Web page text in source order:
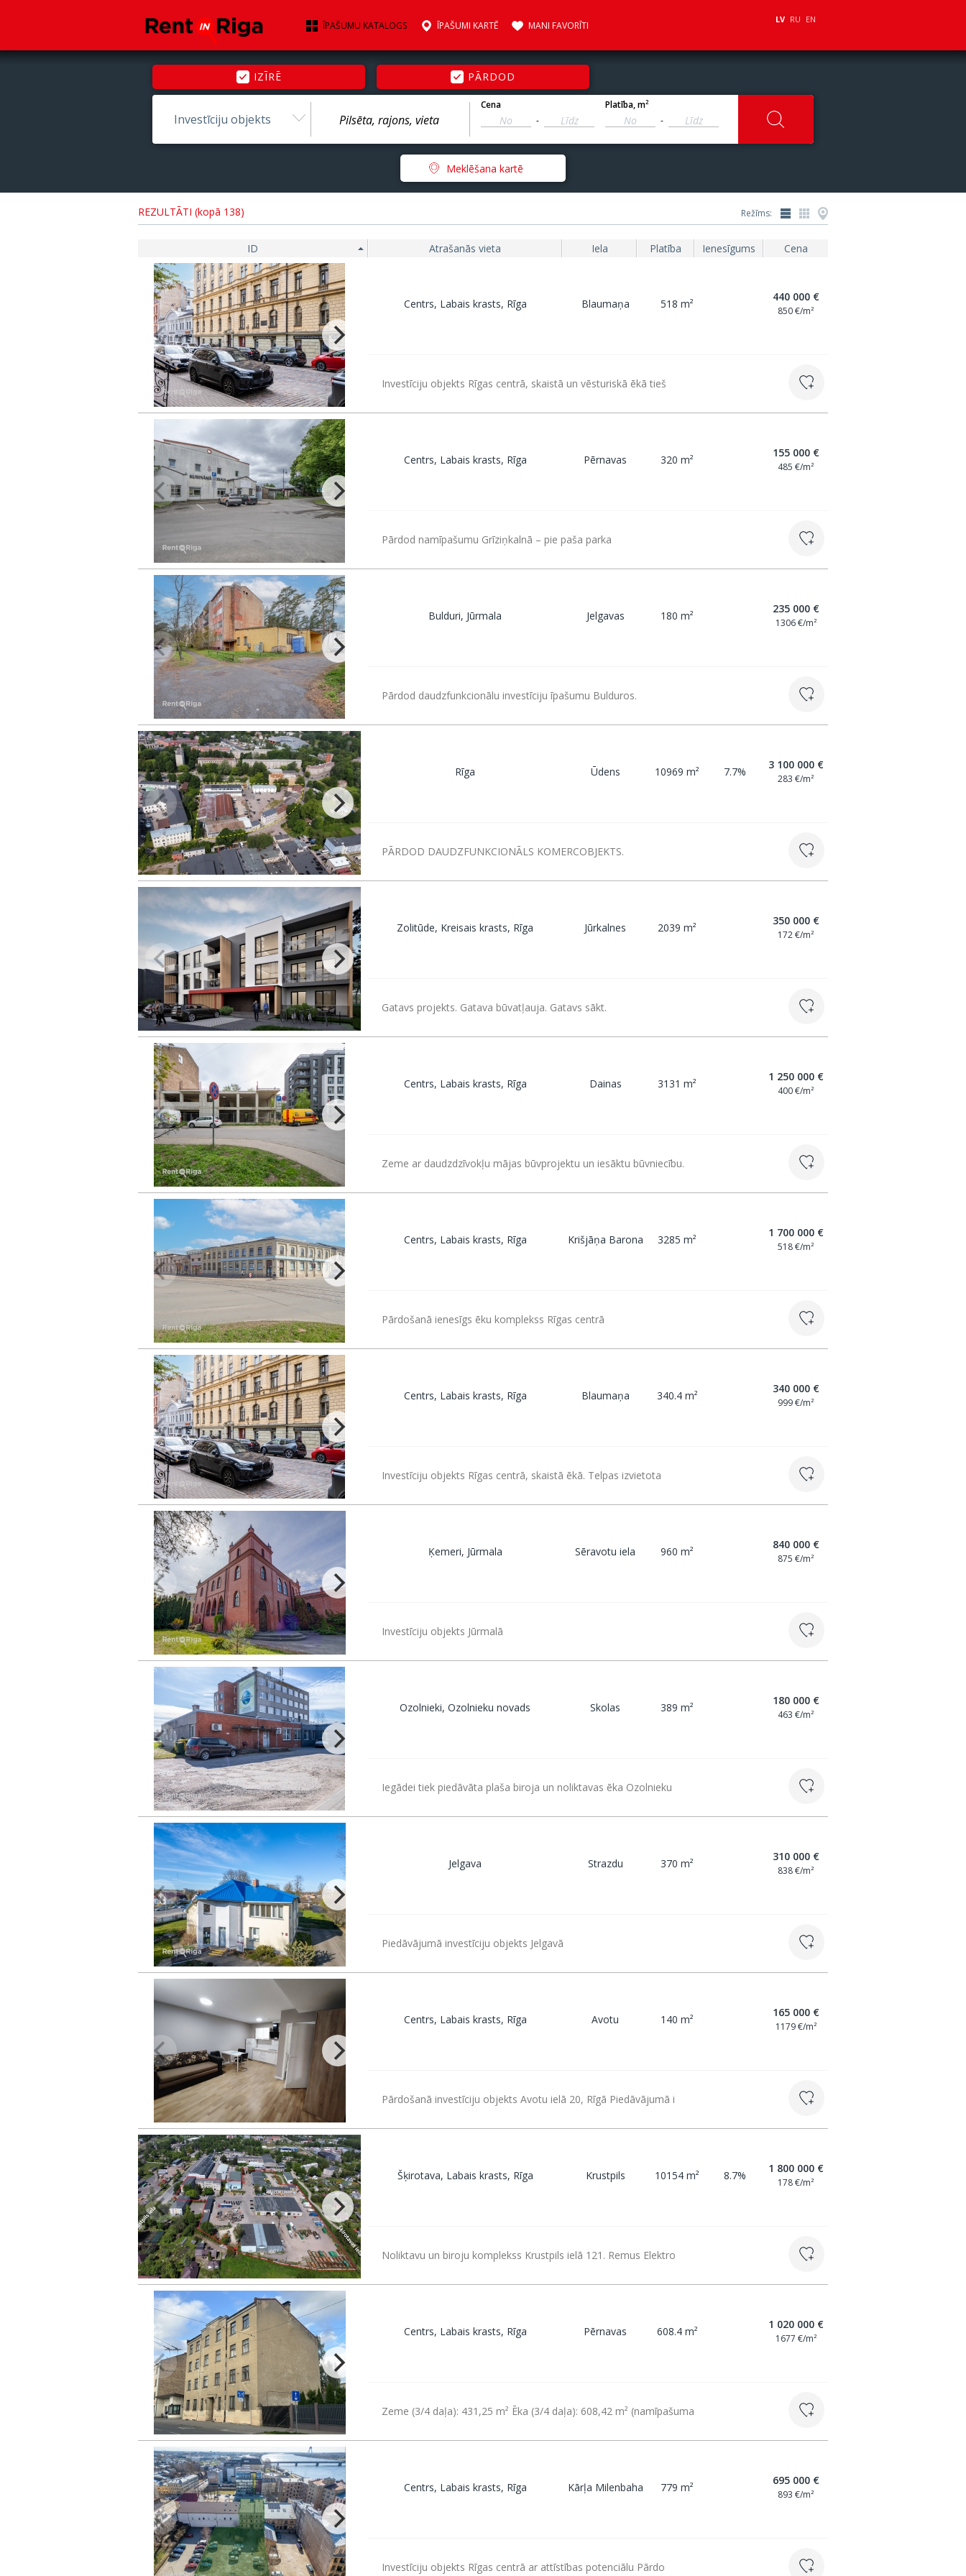
ĪPAŠUMU KATALOGS ĪPAŠUMI KARTĒ MANI FAVORĪTI
LV RU EN
IZĪRĒ PĀRDOD
Investīciju objekts
Cena
-
Platība, m2
-
Meklēšana kartē
REZULTĀTI (kopā 138) Režīms:
ID Atrašanās vieta Iela Platība Ienesīgums Cena
Centrs, Labais krasts, Rīga Blaumaņa 518 m²
440 000 €
850 €/m²
Investīciju objekts Rīgas centrā, skaistā un vēsturiskā ēkā tieš
Centrs, Labais krasts, Rīga Pērnavas 320 m²
155 000 €
485 €/m²
Pārdod namīpašumu Grīziņkalnā – pie paša parka
Bulduri, Jūrmala Jelgavas 180 m²
235 000 €
1306 €/m²
Pārdod daudzfunkcionālu investīciju īpašumu Bulduros.
Rīga Ūdens 10969 m² 7.7%
3 100 000 €
283 €/m²
PĀRDOD DAUDZFUNKCIONĀLS KOMERCOBJEKTS.
Zolitūde, Kreisais krasts, Rīga Jūrkalnes 2039 m²
350 000 €
172 €/m²
Gatavs projekts. Gatava būvatļauja. Gatavs sākt.
Centrs, Labais krasts, Rīga Dainas 3131 m²
1 250 000 €
400 €/m²
Zeme ar daudzdzīvokļu mājas būvprojektu un iesāktu būvniecību.
Centrs, Labais krasts, Rīga Krišjāņa Barona 3285 m²
1 700 000 €
518 €/m²
Pārdošanā ienesīgs ēku komplekss Rīgas centrā
Centrs, Labais krasts, Rīga Blaumaņa 340.4 m²
340 000 €
999 €/m²
Investīciju objekts Rīgas centrā, skaistā ēkā. Telpas izvietota
Ķemeri, Jūrmala Sēravotu iela 960 m²
840 000 €
875 €/m²
Investīciju objekts Jūrmalā
Ozolnieki, Ozolnieku novads Skolas 389 m²
180 000 €
463 €/m²
Iegādei tiek piedāvāta plaša biroja un noliktavas ēka Ozolnieku
Jelgava Strazdu 370 m²
310 000 €
838 €/m²
Piedāvājumā investīciju objekts Jelgavā
Centrs, Labais krasts, Rīga Avotu 140 m²
165 000 €
1179 €/m²
Pārdošanā investīciju objekts Avotu ielā 20, Rīgā Piedāvājumā i
Šķirotava, Labais krasts, Rīga Krustpils 10154 m² 8.7%
1 800 000 €
178 €/m²
Noliktavu un biroju komplekss Krustpils ielā 121. Remus Elektro
Centrs, Labais krasts, Rīga Pērnavas 608.4 m²
1 020 000 €
1677 €/m²
Zeme (3/4 daļa): 431,25 m² Ēka (3/4 daļa): 608,42 m² (namīpašuma
Centrs, Labais krasts, Rīga Kārļa Milenbaha 779 m²
695 000 €
893 €/m²
Investīciju objekts Rīgas centrā ar attīstības potenciālu Pārdo